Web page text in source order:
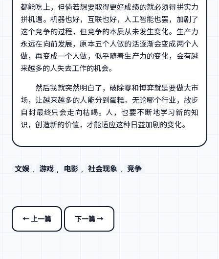
都能吃上，但倘若想要取得更好成绩的就必须得拼实力
拼机遇。机器也好，互联也好，人工智能也罢，加剧了
这个竞争的过程，但竞争的本质从未发生变化。生产力
永远在向前发展，原本五个人做的活逐渐会变成两个人
做，再变成一个人做，似乎随着生产力的变化，会有越
来越多的人失去工作的机会。
然后我就突然明白了，破除零和博弈就是要做大市
场，让越来越多的人能分到蛋糕。无论哪个行业，故步
自封最终只会走向枯竭。人，也要不断地学习新的知
识，创造新的价值，才能适应这种日益加剧的变化。
文娱 , 游戏 , 电影 , 社会现象 , 竞争
← 上一篇 下一篇 →